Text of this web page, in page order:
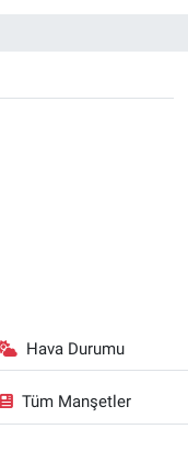
Hava Durumu
Tüm Manşetler